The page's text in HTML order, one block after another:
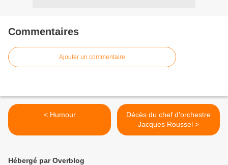
Commentaires
Ajouter un commentaire
< Humour
Décès du chef d'orchestre
Jacques Roussel >
Hébergé par Overblog